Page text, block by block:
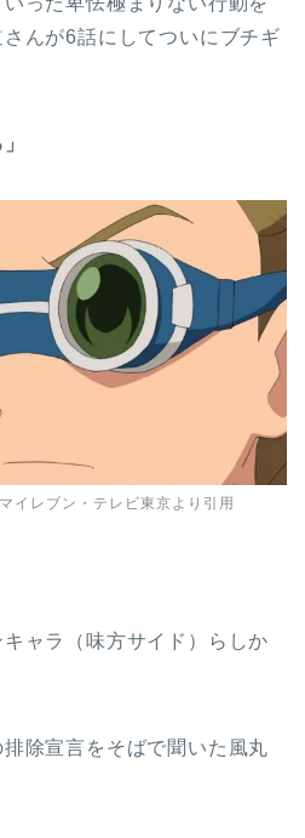
んが6話にしてついにブチギ
イレブン・テレビ東京より引用
ャラ（味方サイド）らしか
除宣言をそばで聞いた風丸